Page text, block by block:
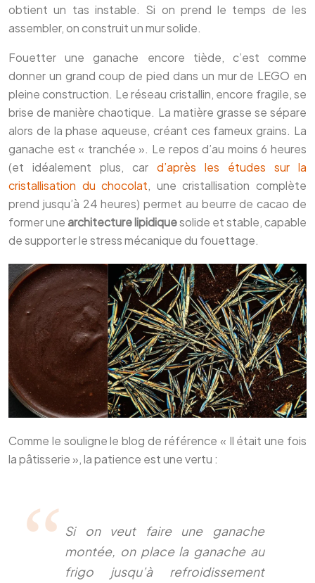
obtient un tas instable. Si on prend le temps de les
assembler, on construit un mur solide.
Fouetter une ganache encore tiède, c’est comme
donner un grand coup de pied dans un mur de LEGO en
pleine construction. Le réseau cristallin, encore fragile, se
brise de manière chaotique. La matière grasse se sépare
alors de la phase aqueuse, créant ces fameux grains. La
ganache est « tranchée ». Le repos d’au moins 6 heures
(et idéalement plus, car d’après les études sur la
cristallisation du chocolat, une cristallisation complète
prend jusqu’à 24 heures) permet au beurre de cacao de
former unearchitecture lipidiquesolide et stable, capable
de supporter le stress mécanique du fouettage.
Comme le souligne le blog de référence « Il était une fois
la pâtisserie », la patience est une vertu :
Si on veut faire une ganache
montée, on place la ganache au
frigo jusqu’à refroidissement